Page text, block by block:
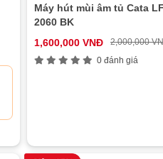
Máy hút mùi âm tủ Cata
2060 BK
1,600,000 VNĐ
2,000,000
0 đánh giá